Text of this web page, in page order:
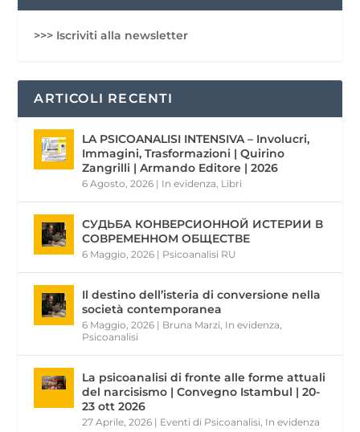
>>> Iscriviti alla newsletter
ARTICOLI RECENTI
LA PSICOANALISI INTENSIVA – Involucri,
Immagini, Trasformazioni | Quirino
Zangrilli | Armando Editore | 2026
6 Agosto, 2026 | In evidenza Libri
СУДЬБА КОНВЕРСИОННОЙ ИСТЕРИИ В
СОВРЕМЕННОМ ОБЩЕСТВЕ
6 Maggio, 2026 | Psicoanalisi RU
Il destino dell’isteria di conversione nella
società contemporanea
6 Maggio, 2026 | Bruna Marzi In evidenza
Psicoanalisi
La psicoanalisi di fronte alle forme attuali
del narcisismo | Convegno Istambul | 20-
23 ott 2026
27 Aprile, 2026 | Eventi di Psicoanalisi In evidenza